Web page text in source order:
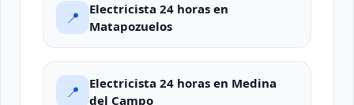
📍
Electricista 24 horas en
Matapozuelos
📍
Electricista 24 horas en Medina
del Campo